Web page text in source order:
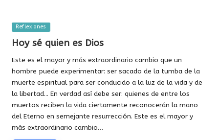
Publicada
Reflexiones
Hoy sé quien es Dios
Este es el mayor y más extraordinario cambio que un
hombre puede experimentar: ser sacado de la tumba de la
muerte espiritual para ser conducido a la luz de la vida y de
la libertad... En verdad así debe ser: quienes de entre los
muertos reciben la vida ciertamente reconocerán la mano
del Eterno en semejante resurrección. Este es el mayor y
más extraordinario cambio…